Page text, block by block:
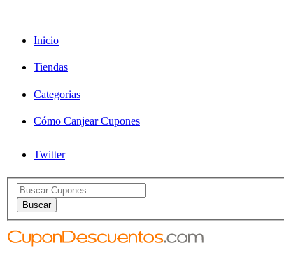
Inicio
Tiendas
Categorias
Cómo Canjear Cupones
Twitter
Search
for:Buscar